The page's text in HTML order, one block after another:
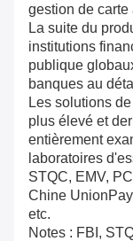
gestion de
La suite du
institutions
publique
banques au
Les solutions
plus élevé et
entièrement
laboratoires
STQC, EMV,
Chine
etc.
Notes : FBI,